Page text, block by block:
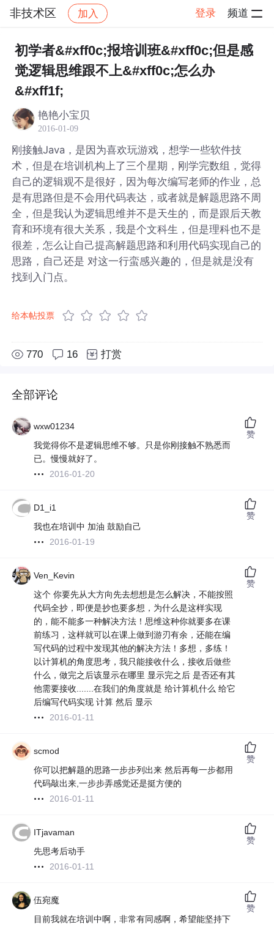
非技术区 加入 登录 频道
社区 非技术区 帖子详情
初学者&#xff0c;报培训班&#xff0c;但是感
觉逻辑思维跟不上&#xff0c;怎么办
&#xff1f;
艳艳小宝贝
2016-01-09
刚接触Java，是因为喜欢玩游戏，想学一些软件技
术，但是在培训机构上了三个星期，刚学完数组，觉得
自己的逻辑观不是很好，因为每次编写老师的作业，总
是有思路但是不会用代码表达，或者就是解题思路不周
全，但是我认为逻辑思维并不是天生的，而是跟后天教
育和环境有很大关系，我是个文科生，但是理科也不是
很差，怎么让自己提高解题思路和利用代码实现自己的
思路，自己还是 对这一行蛮感兴趣的，但是就是没有
找到入门点。
给本帖投票
770 16 打赏
全部评论
wxw01234
我觉得你不是逻辑思维不够。只是你刚接触不熟悉而
已。慢慢就好了。
2016-01-20
赞
D1_i1
我也在培训中 加油 鼓励自己
2016-01-19
赞
Ven_Kevin
这个 你要先从大方向先去想想是怎么解决，不能按照
代码全抄，即便是抄也要多想，为什么是这样实现
的，能不能多一种解决方法！思维这种你就要多在课
前练习，这样就可以在课上做到游刃有余，还能在编
写代码的过程中发现其他的解决方法！多想，多练！
以计算机的角度思考，我只能接收什么，接收后做些
什么，做完之后该显示在哪里 显示完之后 是否还有其
他需要接收.......在我们的角度就是 给计算机什么 给它
后编写代码实现 计算 然后 显示
2016-01-11
赞
scmod
你可以把解题的思路一步步列出来 然后再每一步都用
代码敲出来,一步步弄感觉还是挺方便的
2016-01-11
赞
ITjavaman
先思考后动手
2016-01-11
赞
伍宛魔
目前我就在培训中啊，非常有同感啊，希望能坚持下
赞